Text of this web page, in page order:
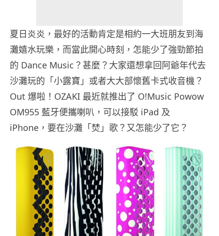
夏日炎炎，最好的活動肯定是相約一大班朋友到海
灘嬉水玩樂，而當此開心時刻，怎能少了強勁節拍
的 Dance Music？甚麼？大家還想拿回阿爺年代去
沙灘玩的「小露寶」或者大大部懷舊卡式收音機？
Out 爆啦！OZAKI 最近就推出了 O!Music Powow
OM955 藍牙便攜喇叭，可以接駁 iPad 及
iPhone，要在沙灘「焚」歌？又怎能少了它？